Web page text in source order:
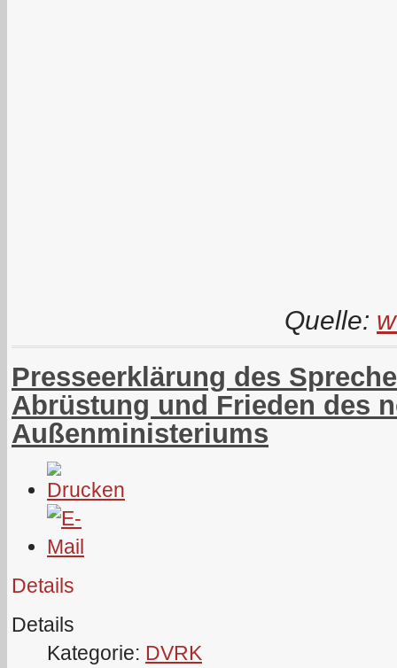
Quelle:
Presseerklärung des
Abrüstung und Frieden des
Außenministeriums
Details
Details
Kategorie: DVRK